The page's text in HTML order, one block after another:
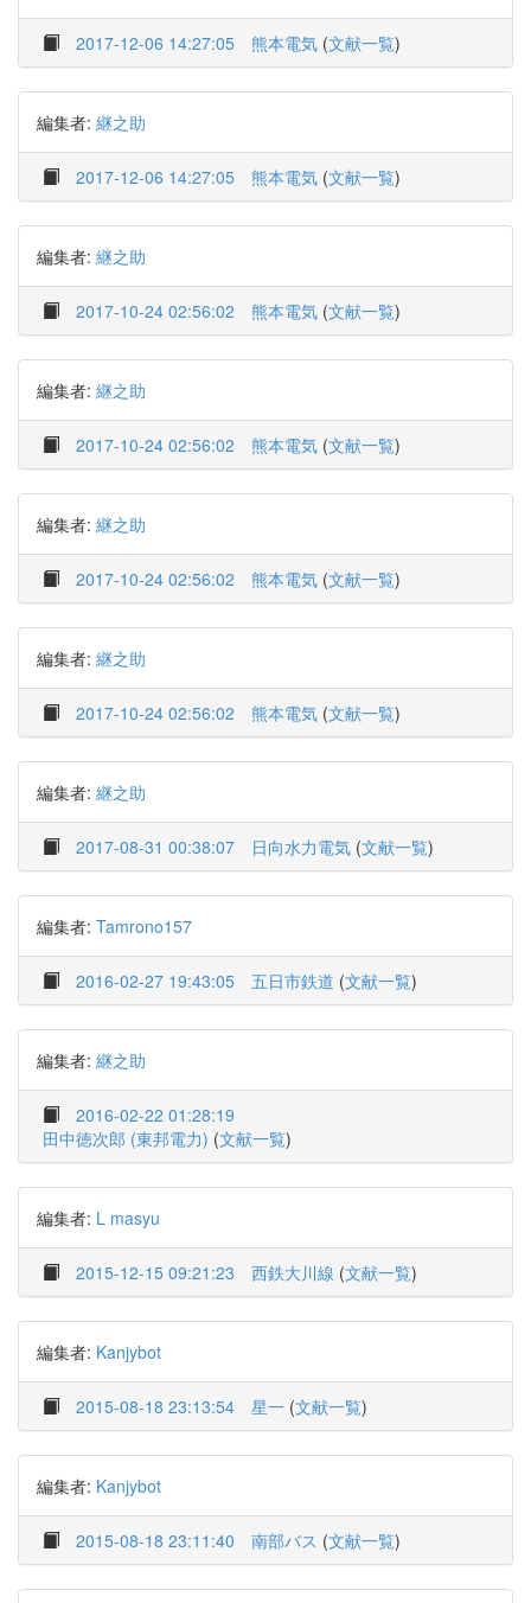
2017-12-06 14:27:05 熊本電気 (文献一覧)
編集者: 継之助
2017-12-06 14:27:05 熊本電気 (文献一覧)
編集者: 継之助
2017-10-24 02:56:02 熊本電気 (文献一覧)
編集者: 継之助
2017-10-24 02:56:02 熊本電気 (文献一覧)
編集者: 継之助
2017-10-24 02:56:02 熊本電気 (文献一覧)
編集者: 継之助
2017-10-24 02:56:02 熊本電気 (文献一覧)
編集者: 継之助
2017-08-31 00:38:07 日向水力電気 (文献一覧)
編集者: Tamrono157
2016-02-27 19:43:05 五日市鉄道 (文献一覧)
編集者: 継之助
2016-02-22 01:28:19
田中徳次郎 (東邦電力) (文献一覧)
編集者: L masyu
2015-12-15 09:21:23 西鉄大川線 (文献一覧)
編集者: Kanjybot
2015-08-18 23:13:54 星一 (文献一覧)
編集者: Kanjybot
2015-08-18 23:11:40 南部バス (文献一覧)